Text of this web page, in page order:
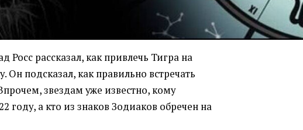
Росс рассказал, как привлечь Тигра на
Он подсказал, как правильно встречать
звездам уже известно, кому
году, а кто из знаков Зодиаков обречен на